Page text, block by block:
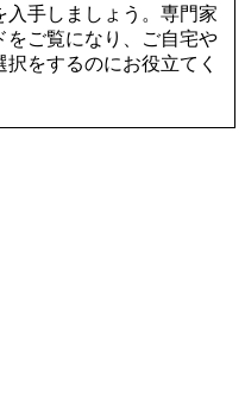
入手しましょう。専門家
をご覧になり、ご自宅や
をするのにお役立てく